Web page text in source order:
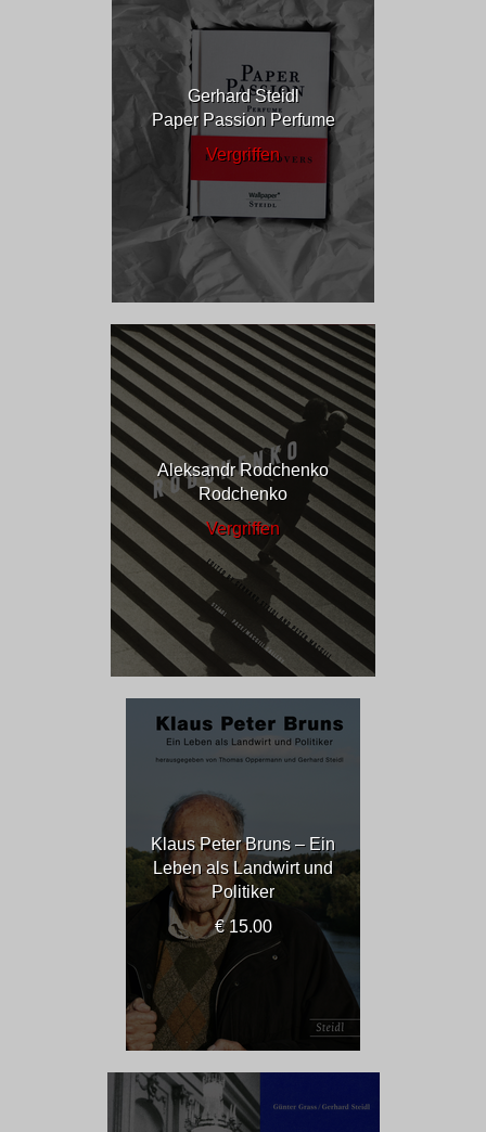
Gerhard Steidl
Paper Passion Perfume
Vergriffen
Aleksandr Rodchenko
Rodchenko
Vergriffen
Klaus Peter Bruns – Ein
Leben als Landwirt und
Politiker
€ 15.00